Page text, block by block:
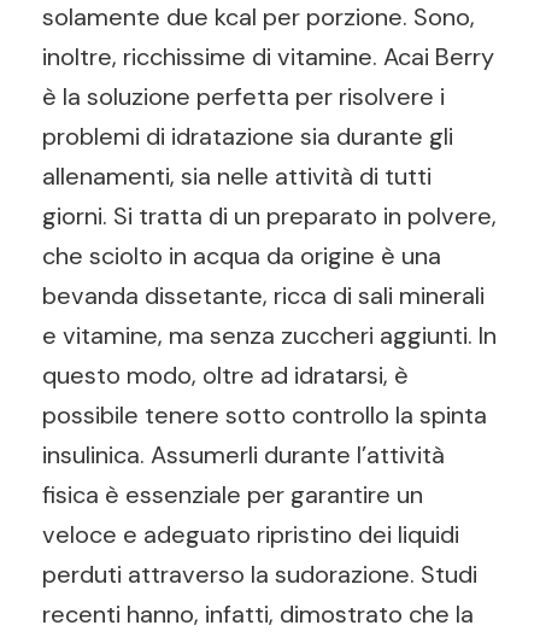
solamente due kcal per porzione. Sono,
inoltre, ricchissime di vitamine. Acai Berry
è la soluzione perfetta per risolvere i
problemi di idratazione sia durante gli
allenamenti, sia nelle attività di tutti
giorni. Si tratta di un preparato in polvere,
che sciolto in acqua da origine è una
bevanda dissetante, ricca di sali minerali
e vitamine, ma senza zuccheri aggiunti. In
questo modo, oltre ad idratarsi, è
possibile tenere sotto controllo la spinta
insulinica. Assumerli durante l’attività
fisica è essenziale per garantire un
veloce e adeguato ripristino dei liquidi
perduti attraverso la sudorazione. Studi
recenti hanno, infatti, dimostrato che la